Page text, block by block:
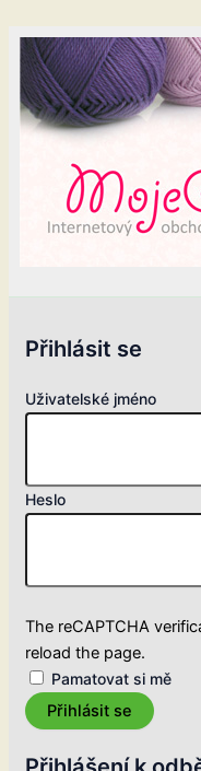
Přihlásit se
Uživatelské jméno
Heslo
The reCAPTCHA
reload the page.
Pamatovat si mě
Přihlásit se